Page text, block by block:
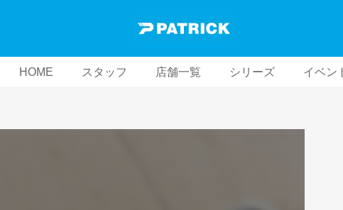
HOME スタッフ 店舗一覧 シリーズ イベン